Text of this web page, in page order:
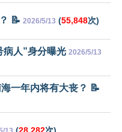
📝 2026/5/13 (55,848次)
病人”身分曝光 2026/5/13
一年内将有大丧？ 📝